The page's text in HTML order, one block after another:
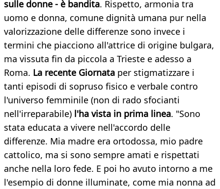
sulle donne - è bandita. Rispetto, armonia tra
uomo e donna, comune dignità umana pur nella
valorizzazione delle differenze sono invece i
termini che piacciono all'attrice di origine bulgara,
ma vissuta fin da piccola a Trieste e adesso a
Roma. La recente Giornata per stigmatizzare i
tanti episodi di sopruso fisico e verbale contro
l'universo femminile (non di rado sfocianti
nell'irreparabile) l'ha vista in prima linea. "Sono
stata educata a vivere nell'accordo delle
differenze. Mia madre era ortodossa, mio padre
cattolico, ma si sono sempre amati e rispettati
anche nella loro fede. E poi ho avuto intorno a me
l'esempio di donne illuminate, come mia nonna ad